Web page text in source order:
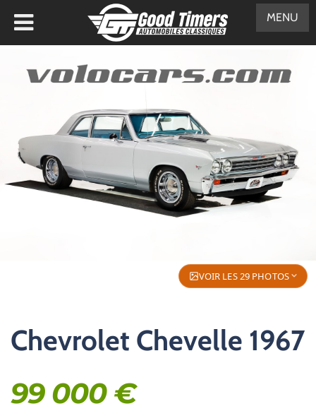
VOIR LES 29 PHOTOS
Chevrolet Chevelle 1967
99 000€
MENU